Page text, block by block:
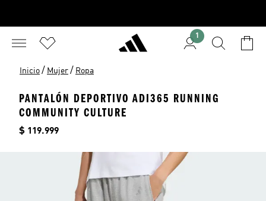
1
Inicio / Mujer / Ropa
PANTALÓN DEPORTIVO ADI365 RUNNING
COMMUNITY CULTURE
Precio
$ 119.999